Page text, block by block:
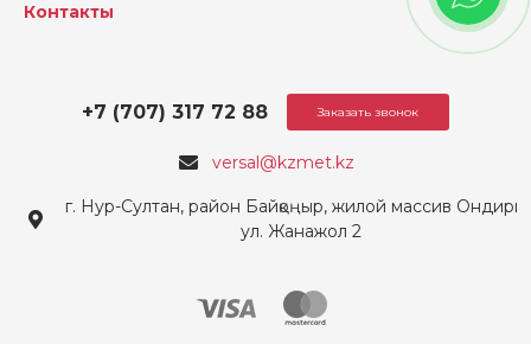
Контакты
versal@kzmet.kz
+7 (707) 317 72 88
г. Нур-Султан, район Байқоңыр, жилой массив
ул. Жанажол 2
Заказать звонок